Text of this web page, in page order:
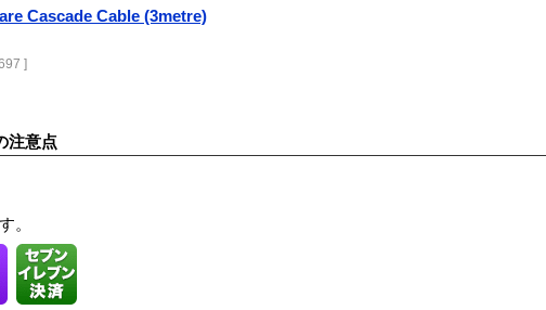
Cascade Cable (3metre)
]
注意点
。